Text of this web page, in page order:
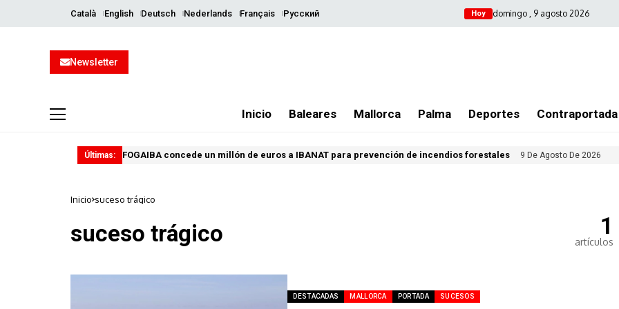
Català English Deutsch Nederlands Français Русский Hoy domingo , 9 agosto 2026
Newsletter
Inicio Baleares Mallorca Palma Deportes Contraportada
Últimas: FOGAIBA concede un millón de euros a IBANAT para prevención de incendios forestales 9 De Agosto De 2026
Inicio suceso trágico
suceso trágico 1
artículos
DESTACADAS MALLORCA PORTADA SUCESOS